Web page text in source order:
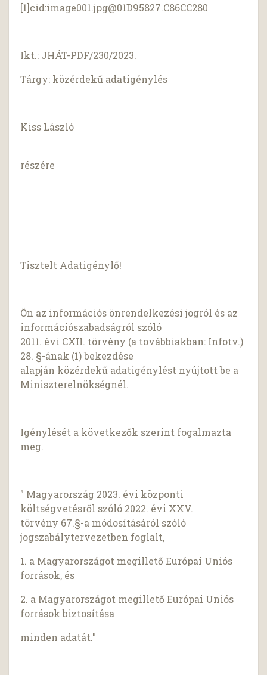
[1]cid:image001.jpg@01D95827.C86CC280
Ikt.: JHÁT-PDF/230/2023.
Tárgy: közérdekű adatigénylés
Kiss László
részére
Tisztelt Adatigénylő!
Ön az információs önrendelkezési jogról és az
információszabadságról szóló
2011. évi CXII. törvény (a továbbiakban: Infotv.)
28. §-ának (1) bekezdése
alapján közérdekű adatigénylést nyújtott be a
Miniszterelnökségnél.
Igénylését a következők szerint fogalmazta
meg.
" Magyarország 2023. évi központi
költségvetésről szóló 2022. évi XXV.
törvény 67.§-a módosításáról szóló
jogszabálytervezetben foglalt,
1. a Magyarországot megillető Európai Uniós
források, és
2. a Magyarországot megillető Európai Uniós
források biztosítása
minden adatát."